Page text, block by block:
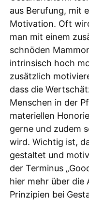
aus Berufung, mit
Motivation. Oft
man mit einem
schnöden
intrinsisch hoch
zusätzlich
dass die
Menschen in der
materiellen
gerne und zudem
wird. Wichtig ist,
gestaltet und
der Terminus
hier mehr über die
Prinzipien bei